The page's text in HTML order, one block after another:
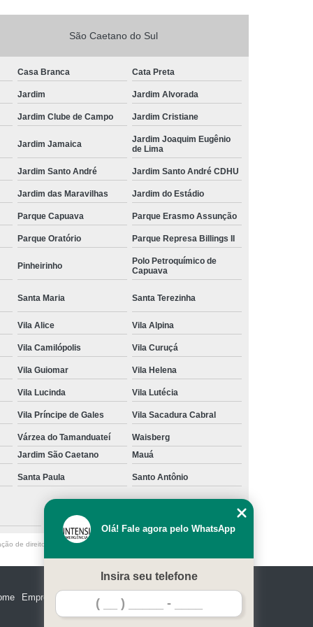
São Caetano do Sul
Casa Branca Cata Preta
Jardim Jardim Alvorada
Jardim Clube de Campo Jardim Cristiane
Jardim Jamaica
Jardim Joaquim Eugênio
de Lima
Jardim Santo André Jardim Santo André CDHU
Jardim das Maravilhas Jardim do Estádio
Parque Capuava Parque Erasmo Assunção
Parque Oratório Parque Represa Billings II
Pinheirinho
Polo Petroquímico de
Capuava
Santa Maria Santa Terezinha
Vila Alice Vila Alpina
Vila Camilópolis Vila Curuçá
Vila Guiomar Vila Helena
Vila Lucinda Vila Lutécia
Vila Príncipe de Gales Vila Sacadura Cabral
Várzea do Tamanduateí
Waisberg
Jardim São Caetano Mauá
Santa Paula Santo Antônio
São Caetano do Sul
de direito autoral – artigo 184 do Código Penal –
Empresa Serviços
Olá! Fale agora pelo WhatsApp
Insira seu telefone